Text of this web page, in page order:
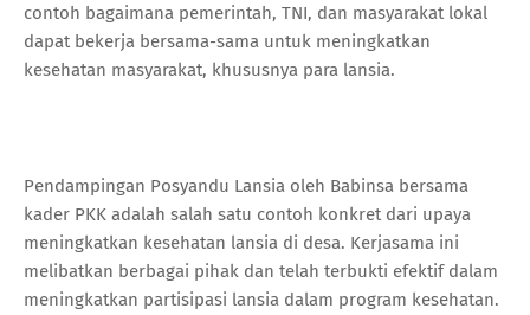
contoh bagaimana pemerintah, TNI, dan masyarakat lokal
dapat bekerja bersama-sama untuk meningkatkan
kesehatan masyarakat, khususnya para lansia.
Pendampingan Posyandu Lansia oleh Babinsa bersama
kader PKK adalah salah satu contoh konkret dari upaya
meningkatkan kesehatan lansia di desa. Kerjasama ini
melibatkan berbagai pihak dan telah terbukti efektif dalam
meningkatkan partisipasi lansia dalam program kesehatan.